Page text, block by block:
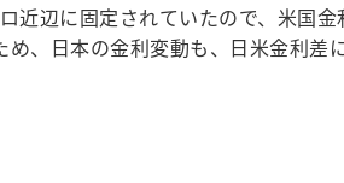
辺に固定されていたので、米国
、日本の金利変動も、日米金利差